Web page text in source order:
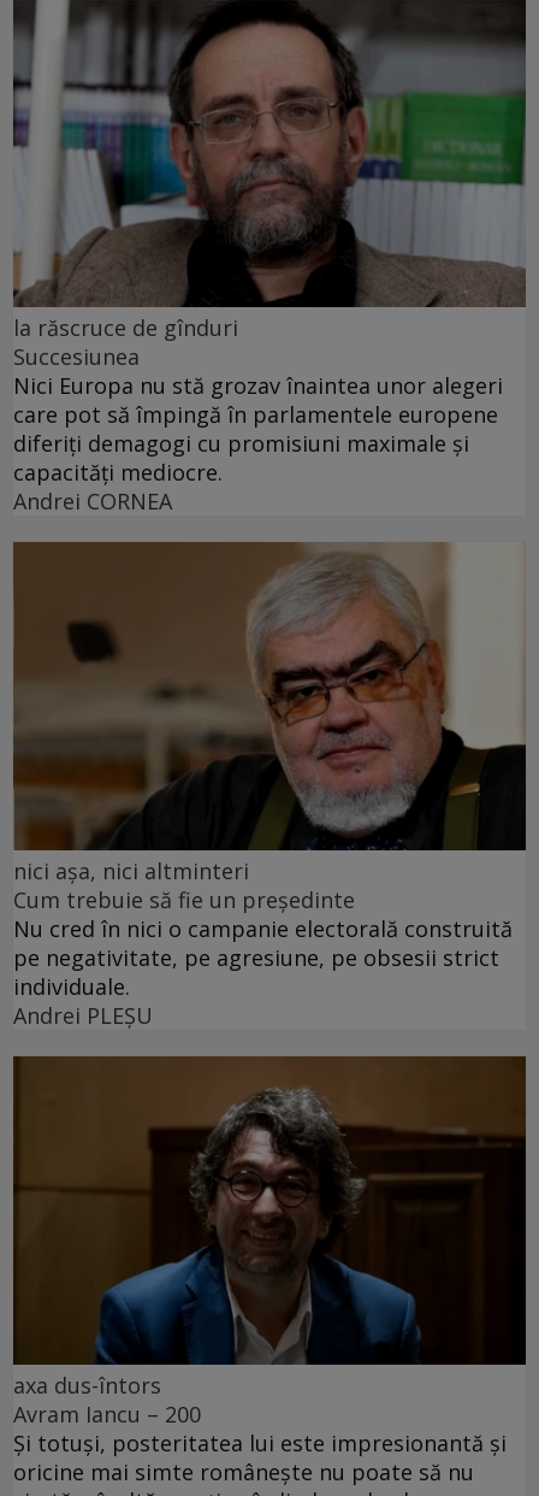
la răscruce de gînduri
Succesiunea
Nici Europa nu stă grozav înaintea unor alegeri
care pot să împingă în parlamentele europene
diferiți demagogi cu promisiuni maximale și
capacități mediocre.
Andrei CORNEA
nici așa, nici altminteri
Cum trebuie să fie un președinte
Nu cred în nici o campanie electorală construită
pe negativitate, pe agresiune, pe obsesii strict
individuale.
Andrei PLEŞU
axa dus-întors
Avram Iancu – 200
Și totuși, posteritatea lui este impresionantă și
oricine mai simte românește nu poate să nu